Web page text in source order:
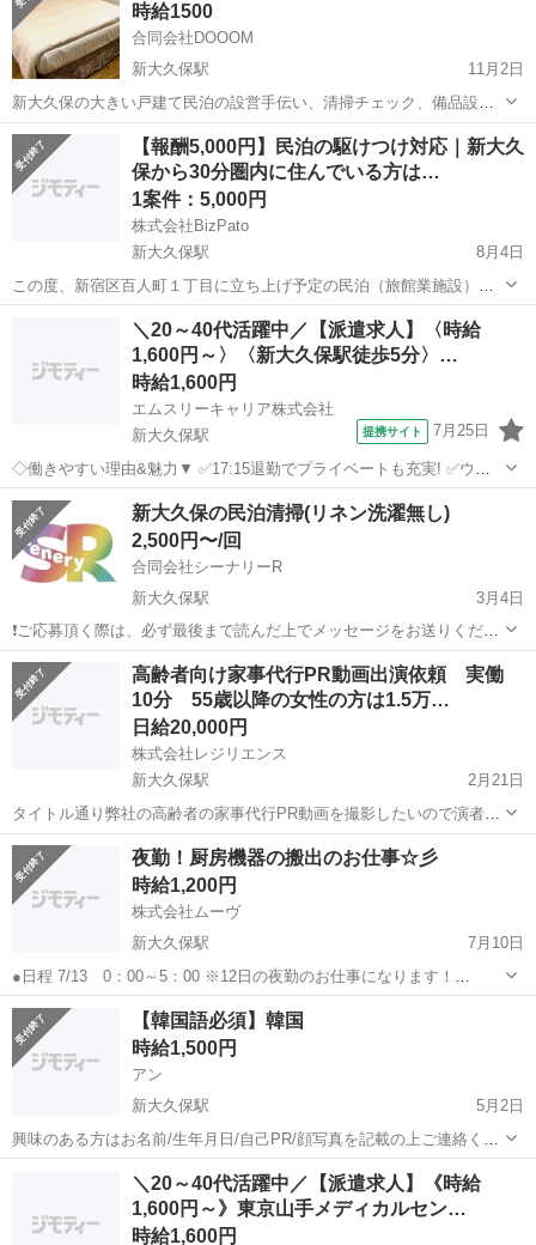
以下、注意点です。 ・5階...
時給1500
合同会社DOOOM
新大久保駅
11月2日
新大久保の大きい戸建て民泊の設営手伝い、清掃チェック、備品設置
等をお願いできる方を探しています。 民泊やホテルの清掃経験がある
方ですと嬉しいです。 基本的には随時お願いする形で、急ぎで対応を
お願いする場合もあります(緊急時...
東京 新大久保駅 その他 スタッフ
【報酬5,000円】民泊の駆けつけ対応｜新大久
保から30分圏内に住んでいる方は…
1案件：5,000円
株式会社BizPato
新大久保駅
8月4日
この度、新宿区百人町１丁目に立ち上げ予定の民泊（旅館業施設）の
立ち上げを考えております。 その際に、火災や近隣トラブルなどがあ
った際に、すぐに（30分以内）現場に駆けつけられる方を探しており
ます。 （車やタクシー、...
新大久保駅 その他 近隣
＼20～40代活躍中／【派遣求人】〈時給
1,600円～〉〈新大久保駅徒歩5分〉…
時給1,600円
エムスリーキャリア株式会社
新大久保駅
提携サイト 7月25日
◇働きやすい理由&魅力▼ ✅17:15退勤でプライベートも充実! ✅ウレ
シイ土日祝休み✨ ✅駅チカ★2路線利用で通勤も楽々♪ ✅事前の職場見
学で雰囲気がわかるので安心です! ─┘─┘─┘─┘─┘─┘─┘─┘─┘
・・・・・...
東京 新大久保駅 医療事務
新大久保の民泊清掃(リネン洗濯無し)
2,500円〜/回
合同会社シーナリーR
新大久保駅
3月4日
❗️ご応募頂く際は、必ず最後まで読んだ上でメッセージをお送りくださ
い。 「※」の内容を満たしていない場合、返信は致しませんのでご了
承ください❗️ 民泊の清掃スタッフを募集致します。 新大久保駅から徒
歩4分、20平米無い小さ...
東京 新宿区 新大久保駅 その他 スタッフ
高齢者向け家事代行PR動画出演依頼 実働
10分 55歳以降の女性の方は1.5万…
日給20,000円
株式会社レジリエンス
新大久保駅
2月21日
タイトル通り弊社の高齢者の家事代行PR動画を撮影したいので演者と
して出演してくれる方をおねがいしたいです。 年齢は55歳以降の女性
の方でお願いいたします。 家事代行を依頼している方役でお願いいた
します セリフは簡単なセ...
東京 新宿区 新大久保駅 その他 60歳
夜勤！厨房機器の搬出のお仕事☆彡
時給1,200円
株式会社ムーヴ
新大久保駅
7月10日
●日程 7/13 0：00～5：00 ※12日の夜勤のお仕事になります！
●場所 JR/新大久保駅集合 ●内容 厨房機器を搬出するお仕事に
なります♪ 簡単な内容ですので未経験者も大歓迎(=...
東京 新大久保駅 その他
【韓国語必須】韓国
時給1,500円
アン
新大久保駅
5月2日
興味のある方はお名前/生年月日/自己PR/顔写真を記載の上ご連絡くだ
さい。 illyong2580@gmail.com 面接の上、決定させていただきます。
新大久保駅 その他 不定期
＼20～40代活躍中／【派遣求人】《時給
1,600円～》東京山手メディカルセン…
時給1,600円